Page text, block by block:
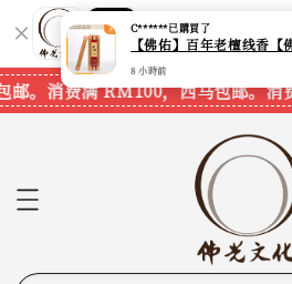
Shopping: 追踪您的订
您信赖的商店
。消费满 RM100，西马包邮。消